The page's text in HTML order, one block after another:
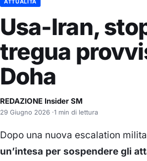
ATTUALITÀ
Usa-Iran,
tregua
Doha
REDAZIONE Insider SM
29 Giugno 2026 ·1 min di lettura
Dopo una nuova escalation
un’intesa per sospendere gli